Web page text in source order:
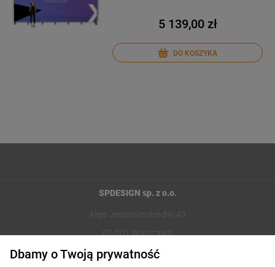
5 139,00 zł
DO KOSZYKA
SPDESIGN sp. z o.o.
Aleje Jerozolimskie 89/43
02-001 Warszawa
Dbamy o Twoją prywatność